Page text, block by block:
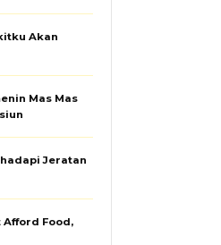
Akan
Mas Mas
Jeratan
Afford Food,